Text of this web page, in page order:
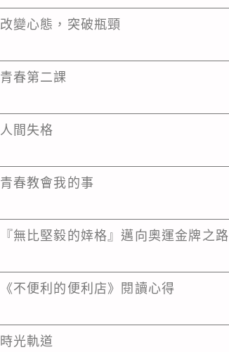
改變心態，突破瓶頸
青春第二課
人間失格
青春教會我的事
『無比堅毅的婞格』邁向奧運金牌之路
《不便利的便利店》閱讀心得
時光軌道